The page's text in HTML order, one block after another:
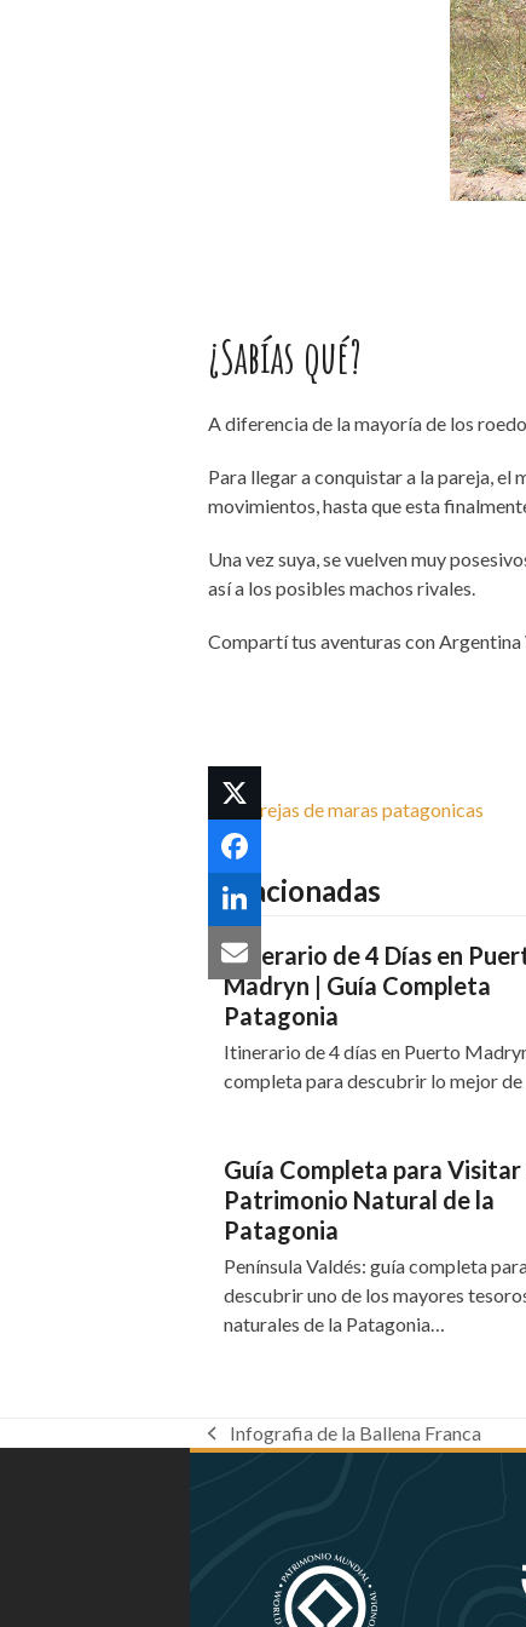
¿Sabías qué?
A diferencia de la mayoría de los
Para llegar a conquistar a la pareja,
movimientos, hasta que esta
Una vez suya, se vuelven muy
así a los posibles machos rivales.
Compartí tus aventuras con Argentina
Las parejas de maras patagonicas
Relacionadas
Itinerario de 4 Días en
Madryn | Guía Completa
Patagonia
Itinerario de 4 días en Puerto
completa para descubrir lo mejor de
Guía Completa para Visitar
Patrimonio Natural de la
Patagonia
Península Valdés: guía completa
descubrir uno de los mayores
naturales de la Patagonia…
previous
Infografia de la Ballena Franca